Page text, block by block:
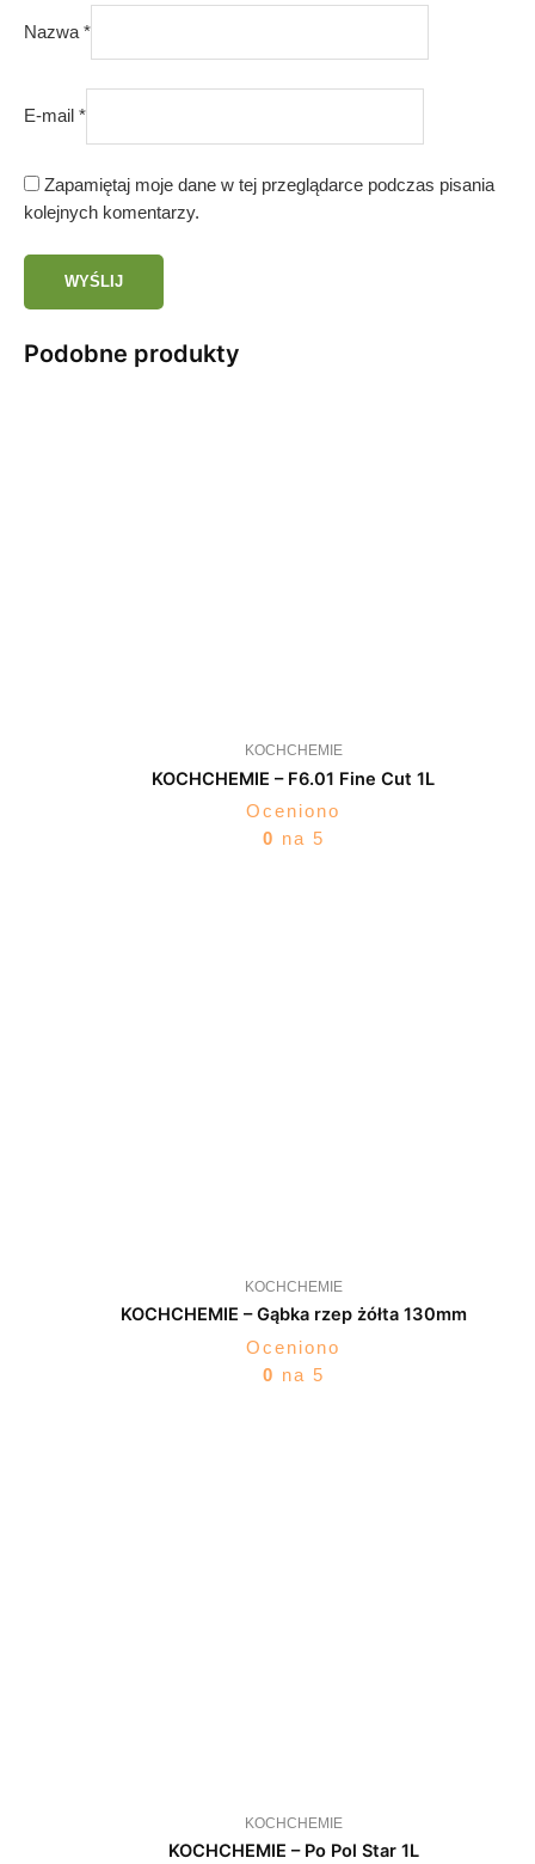
Nazwa *
E-mail *
Zapamiętaj moje dane w tej przeglądarce podczas pisania
kolejnych komentarzy.
Podobne produkty
KOCHCHEMIE
KOCHCHEMIE – F6.01 Fine Cut 1L
Oceniono
0 na 5
KOCHCHEMIE
KOCHCHEMIE – Gąbka rzep żółta 130mm
Oceniono
0 na 5
KOCHCHEMIE
KOCHCHEMIE – Po Pol Star 1L